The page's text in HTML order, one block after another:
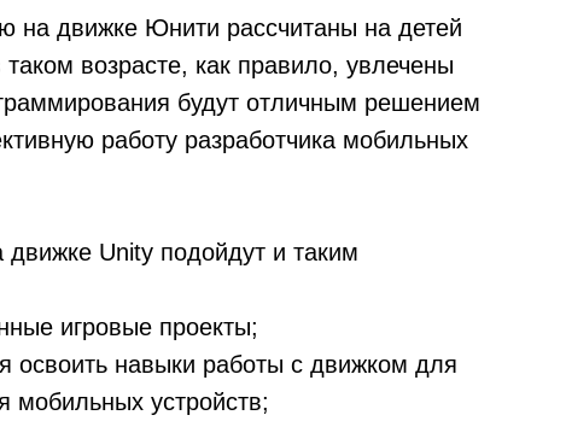
на движке Юнити рассчитаны на детей
возрасте, как правило, увлечены
будут отличным решением
работу разработчика мобильных
Unity подойдут и таким
игровые проекты;
освоить навыки работы с движком для
мобильных устройств;